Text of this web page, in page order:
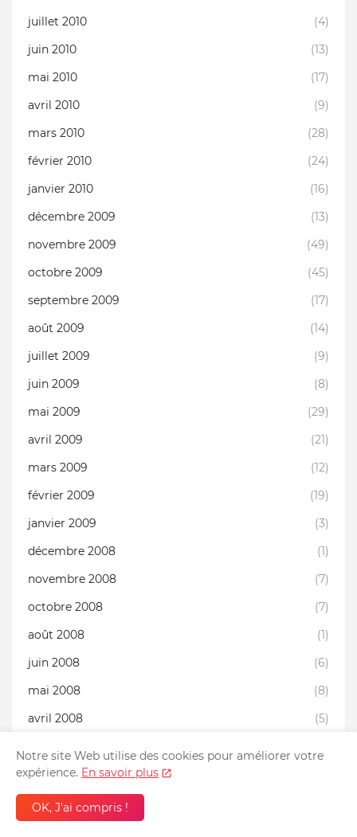
juillet 2010
(4)
juin 2010
(13)
mai 2010
(17)
avril 2010
(9)
mars 2010
(28)
février 2010
(24)
janvier 2010
(16)
décembre 2009
(13)
novembre 2009
(49)
octobre 2009
(45)
septembre 2009
(17)
août 2009
(14)
juillet 2009
(9)
juin 2009
(8)
mai 2009
(29)
avril 2009
(21)
mars 2009
(12)
février 2009
(19)
janvier 2009
(3)
décembre 2008
(1)
novembre 2008
(7)
octobre 2008
(7)
août 2008
(1)
juin 2008
(6)
mai 2008
(8)
avril 2008
(5)
Pages
Accueil
Notre site Web utilise des cookies pour améliorer votre
expérience. En savoir plus
OK, J'ai compris !